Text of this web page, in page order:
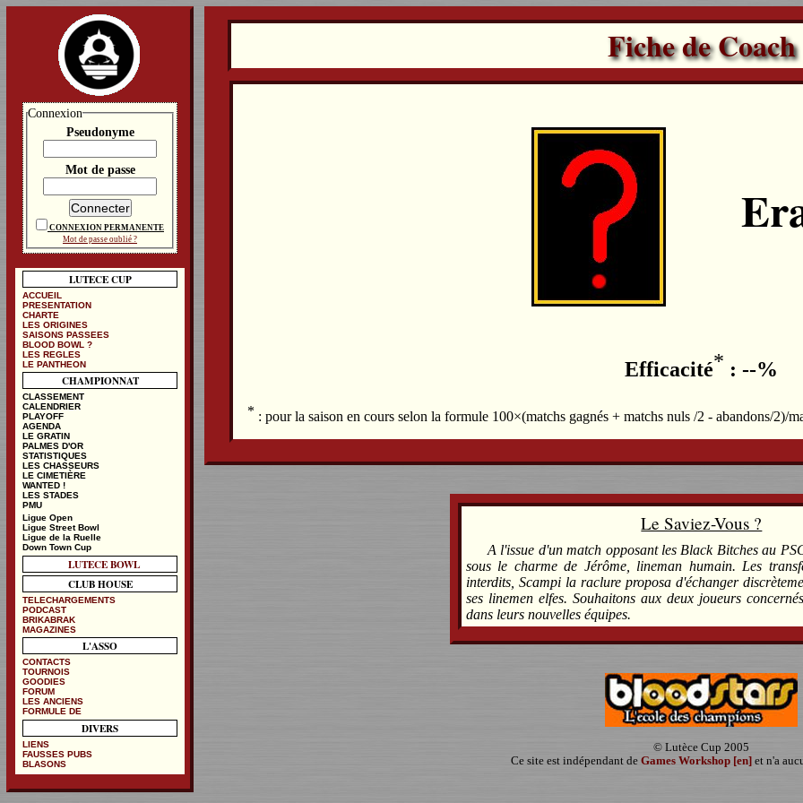
Fiche de Coach
Efficacité* : --%
* : pour la saison en cours selon la formule 100×(matchs gagnés + matchs nuls /2 - abandons/2)/
Le Saviez-Vous ?
A l'issue d'un match opposant les Black Bitches au
sous le charme de Jérôme, lineman humain. Les
interdits, Scampi la raclure proposa d'échanger
ses linemen elfes. Souhaitons aux deux joueurs
dans leurs nouvelles équipes.
© Lutèce Cup 2005
Ce site est indépendant de Games Workshop [en] et n'a
Connexion
Pseudonyme
Mot de passe
CONNEXION PERMANENTE
Mot de passe oublié ?
LUTECE CUP
ACCUEIL
PRESENTATION
CHARTE
LES ORIGINES
SAISONS PASSEES
BLOOD BOWL ?
LES REGLES
LE PANTHEON
CHAMPIONNAT
CLASSEMENT
CALENDRIER
PLAYOFF
AGENDA
LE GRATIN
PALMES D'OR
STATISTIQUES
LES CHASSEURS
LE CIMETIÈRE
WANTED !
LES STADES
PMU
Ligue Open
Ligue Street Bowl
Ligue de la Ruelle
Down Town Cup
LUTECE BOWL
CLUB HOUSE
TELECHARGEMENTS
PODCAST
BRIKABRAK
MAGAZINES
L'ASSO
CONTACTS
TOURNOIS
GOODIES
FORUM
LES ANCIENS
FORMULE DE
DIVERS
LIENS
FAUSSES PUBS
BLASONS